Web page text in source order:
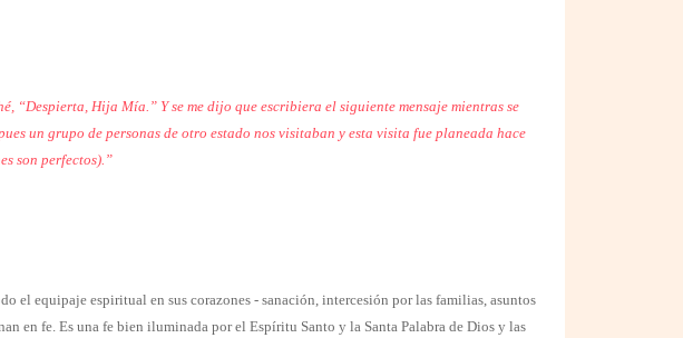
“Despierta, Hija Mía.” Y se me dijo que escribiera el siguiente mensaje mientras se
un grupo de personas de otro estado nos visitaban y esta visita fue planeada hace
son perfectos).”
el equipaje espiritual en sus corazones - sanación, intercesión por las familias, asuntos
fe. Es una fe bien iluminada por el Espíritu Santo y la Santa Palabra de Dios y las